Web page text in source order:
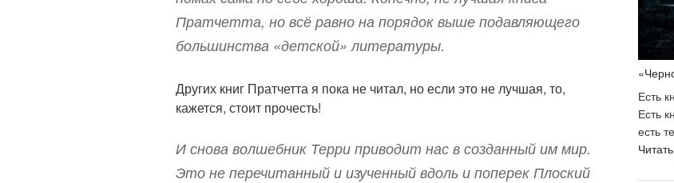
Пратчетта, но всё равно на порядок выше подавляющего
большинства «детской» литературы.
Других книг Пратчетта я пока не читал, но если это не лучшая, то,
кажется, стоит прочесть!
И снова волшебник Терри приводит нас в созданный им мир.
Это не перечитанный и изученный вдоль и поперек Плоский
Есть
Есть
есть